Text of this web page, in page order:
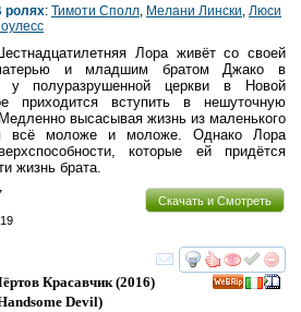
ролях: Тимоти Сполл, Мелани Лински, Люси
Лора живёт со своей
и младшим братом Джако в
у полуразрушенной церкви в Новой
приходится вступить в нешуточную
высасывая жизнь из маленького
всё моложе и моложе. Однако Лора
которые ей придётся
жизнь брата.
Скачать и Смотреть
смотреть
Красавчик(2016)
Devil)